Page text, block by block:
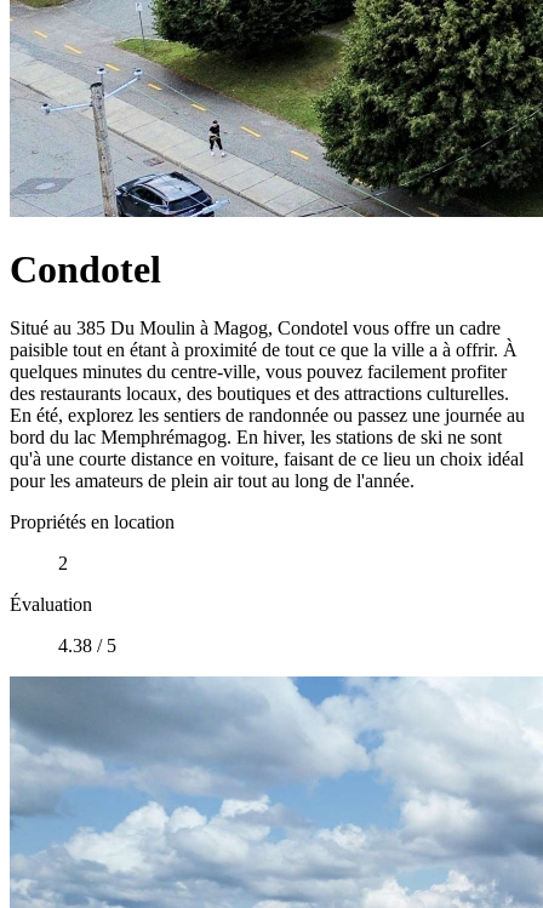
Condotel
Situé au 385 Du Moulin à Magog, Condotel vous offre un cadre
paisible tout en étant à proximité de tout ce que la ville a à offrir. À
quelques minutes du centre-ville, vous pouvez facilement profiter
des restaurants locaux, des boutiques et des attractions culturelles.
En été, explorez les sentiers de randonnée ou passez une journée au
bord du lac Memphrémagog. En hiver, les stations de ski ne sont
qu'à une courte distance en voiture, faisant de ce lieu un choix idéal
pour les amateurs de plein air tout au long de l'année.
Propriétés en location
2
Évaluation
4.38 / 5